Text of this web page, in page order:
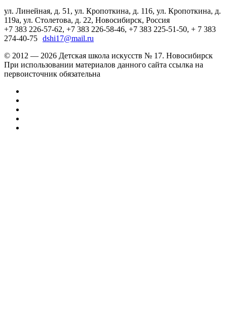
ул. Линейная, д. 51, ул. Кропоткина, д. 116, ул. Кропоткина, д.
119а, ул. Столетова, д. 22, Новосибирск, Россия
+7 383 226-57-62, +7 383 226-58-46, +7 383 225-51-50, + 7 383
274-40-75 dshi17@mail.ru
© 2012 — 2026 Детская школа искусств № 17. Новосибирск
При использовании материалов данного сайта ссылка на
первоисточник обязательна